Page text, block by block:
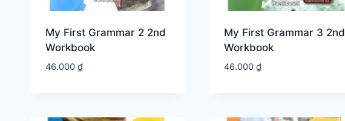
My First Grammar 2 2nd
Workbook
46.000 ₫
My First Grammar 3 2nd
Workbook
46.000 ₫